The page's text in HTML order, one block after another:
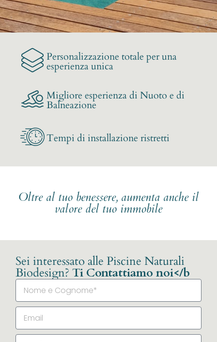
Personalizzazione totale per una
esperienza unica
Migliore esperienza di Nuoto e di
Balneazione
Tempi di installazione ristretti
Oltre al tuo benessere, aumenta anche il
valore del tuo immobile
Sei interessato alle Piscine Naturali
Biodesign? Ti Contattiamo noi</b